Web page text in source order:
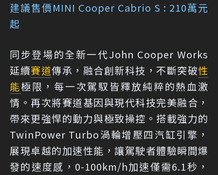
建議售價MINI Cooper Cabrio S : 210萬元
起
同步登場的全新一代John Cooper Works
延續賽道傳承，融合創新科技，不斷突破性
能極限，每一次駕馭皆釋放純粹的熱血激
情。再次將賽道基因與現代科技完美融合，
帶來更強悍的動力與極致操控。搭載強力的
TwinPower Turbo渦輪增壓四汽缸引擎，
展現卓越的加速性能，讓駕駛者體驗瞬間爆
發的速度感，0-100km/h加速僅需6.1秒，